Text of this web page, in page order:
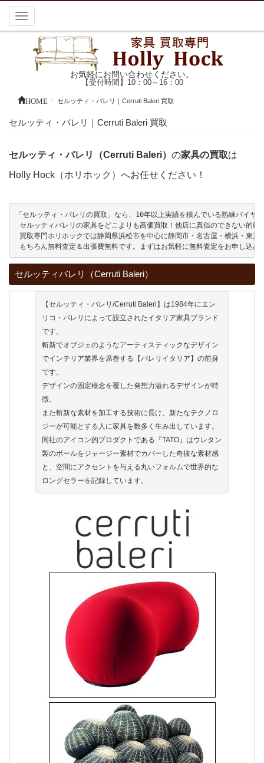
お気軽にお問い合わせください。
【受付時間】10：00～16：00
Toggle
navigation
HOME セルッティ・バレリ｜Cerruti Baleri 買取
セルッティ・バレリ｜Cerruti Baleri 買取
セルッティ・バレリ（Cerruti Baleri） の家具の買取は
Holly Hock（ホリホック）へお任せください！
「セルッティ・バレリの買取」なら、10年以上実績を積んでいる熟練バイ
セルッティバレリの家具をどこよりも高価買取！他店に真似のできない的確
買取専門ホリホックでは静岡県浜松市を中心に静岡市・名古屋・横浜・東
もちろん無料査定＆出張費無料です。まずはお気軽に無料査定をお申し込み
セルッティバレリ（Cerruti Baleri）
【セルッティ・バレリ/Cerruti Baleri】は1984年にエン
リコ・バレリによって設立されたイタリア家具ブランド
です。
斬新でオブジェのようなアーティスティックなデザイン
でインテリア業界を席巻する【バレリイタリア】の前身
です。
デザインの固定概念を覆した発想力溢れるデザインが特
徴。
また斬新な素材を加工する技術に長け、新たなテクノロ
ジーが可能とする人に家具を数多く生み出しています。
同社のアイコン的プロダクトである『TATO』はウレタン
製のボールをジャージー素材でカバーした奇抜な素材感
と、空間にアクセントを与える丸いフォルムで世界的な
ロングセラーを記録しています。